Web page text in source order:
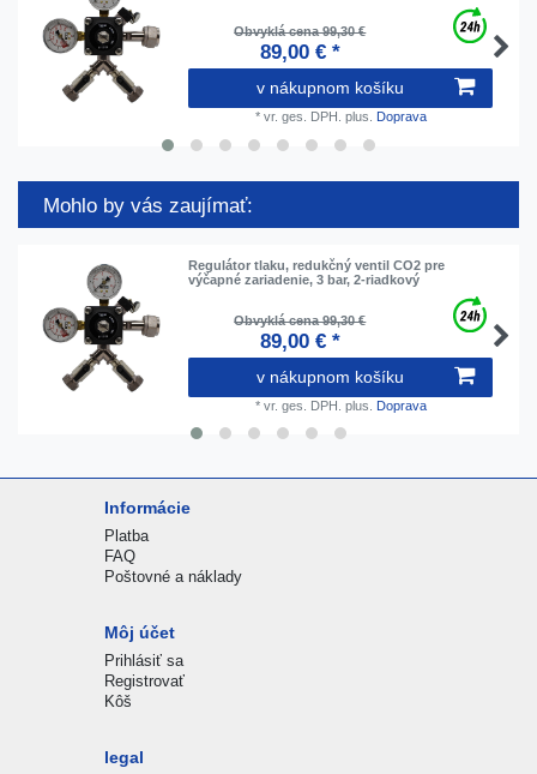
Obvyklá cena 99,30 €
89,00 € *
v nákupnom košíku
* vr. ges. DPH. plus. Doprava
Mohlo by vás zaujímať:
Regulátor tlaku, redukčný ventil CO2 pre
výčapné zariadenie, 3 bar, 2-riadkový
Obvyklá cena 99,30 €
89,00 € *
v nákupnom košíku
* vr. ges. DPH. plus. Doprava
Informácie
Platba
FAQ
Poštovné a náklady
Môj účet
Prihlásiť sa
Registrovať
Kôš
legal